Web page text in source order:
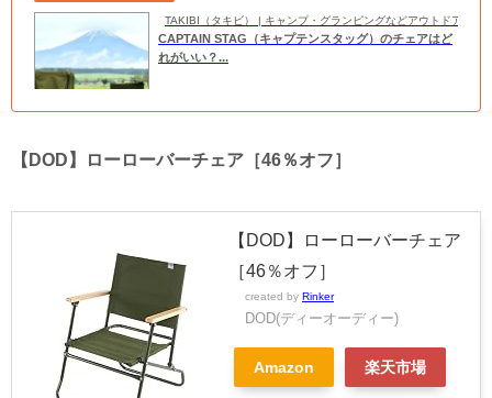
TAKIBI（タキビ） | キャンプ・グランピングなどアウトドアの総
CAPTAIN STAG（キャプテンスタッグ）のチェアはど
れがいい？...
【DOD】ローローバーチェア［46％オフ］
【DOD】ローローバーチェア
［46％オフ］
created by Rinker
DOD(ディーオーディー)
Amazon 楽天市場